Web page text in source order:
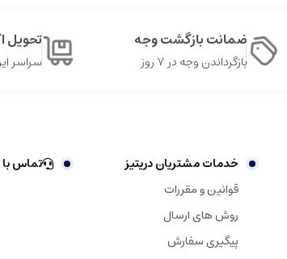
ضمانت بازگشت وجه
بازگرداندن وجه در ۷ روز سراسر
خدمات مشتریان دریتیز
قوانین و مقررات
روش های ارسال
پیگیری سفارش
تماس با